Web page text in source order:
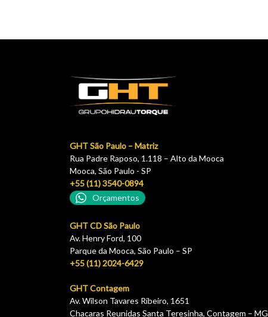
GHT São Paulo – Matriz
Rua Padre Raposo, 1.118 – Alto da Mooca
Mooca, São Paulo - SP
+55 (11) 3540-0894
Orçamentos
GHT CD São Paulo
Av. Henry Ford, 100
Parque da Mooca, São Paulo – SP
+55 (11) 2024-6429
GHT Contagem
Av. Wilson Tavares Ribeiro, 1651
Chacaras Reunidas Santa Teresinha, Contagem – MG